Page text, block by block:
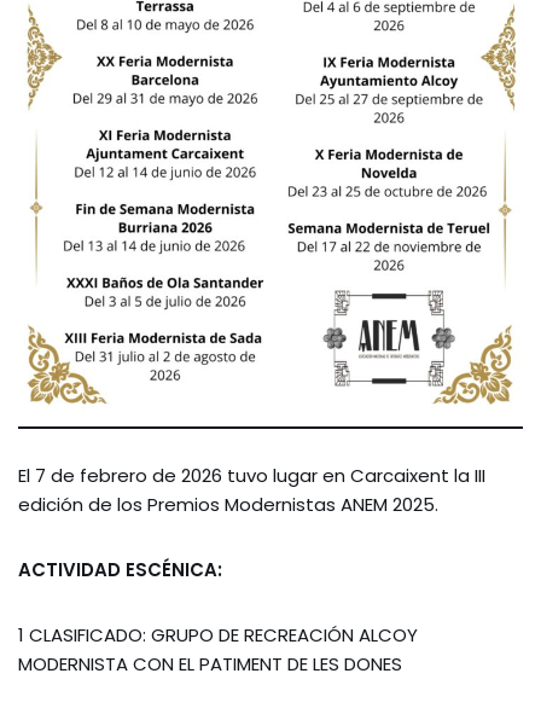
El 7 de febrero de 2026 tuvo lugar en Carcaixent la III
edición de los Premios Modernistas ANEM 2025.
ACTIVIDAD ESCÉNICA:
1 CLASIFICADO: GRUPO DE RECREACIÓN ALCOY
MODERNISTA CON EL PATIMENT DE LES DONES